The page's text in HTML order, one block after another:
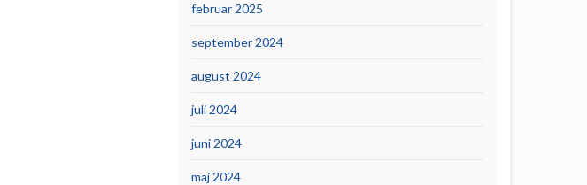
februar 2025
september 2024
august 2024
juli 2024
juni 2024
maj 2024